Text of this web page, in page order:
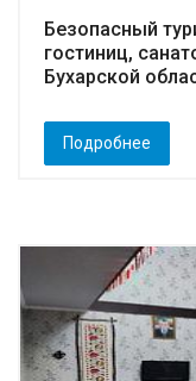
Безопасный
гостиниц,
Бухарской
Подробнее